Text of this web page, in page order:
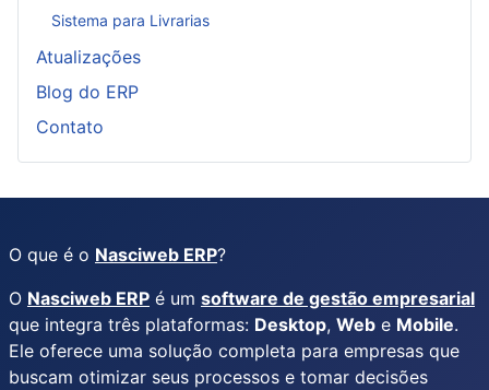
Sistema para Livrarias
Atualizações
Blog do ERP
Contato
O que é o Nasciweb ERP?
O Nasciweb ERP é um software de gestão empresarial
que integra três plataformas: Desktop, Web e Mobile.
Ele oferece uma solução completa para empresas que
buscam otimizar seus processos e tomar decisões